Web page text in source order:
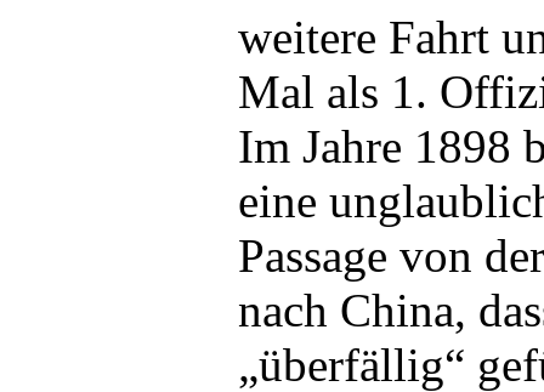
weitere Fahrt
Mal als 1.
Im Jahre 1898
eine
Passage von
nach China,
„überfällig“